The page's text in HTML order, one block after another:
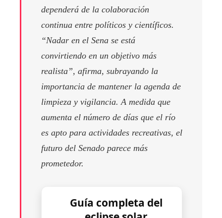
dependerá de la colaboración
continua entre políticos y científicos.
“Nadar en el Sena se está
convirtiendo en un objetivo más
realista”, afirma, subrayando la
importancia de mantener la agenda de
limpieza y vigilancia. A medida que
aumenta el número de días que el río
es apto para actividades recreativas, el
futuro del Senado parece más
prometedor.
Guía completa del